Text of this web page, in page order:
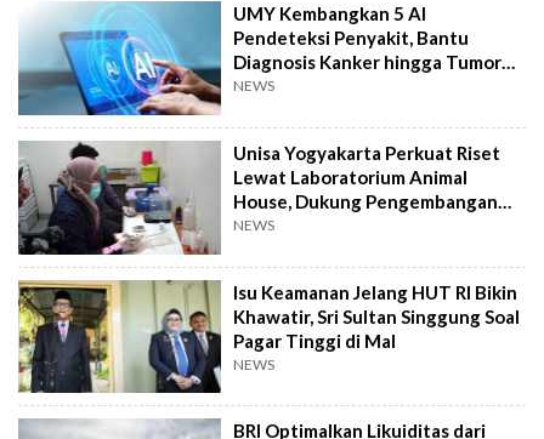
UMY Kembangkan 5 AI
Pendeteksi Penyakit, Bantu
Diagnosis Kanker hingga Tumor
Otak Lebih Cepat
NEWS
Unisa Yogyakarta Perkuat Riset
Lewat Laboratorium Animal
House, Dukung Pengembangan
Kandidat Obat
NEWS
Isu Keamanan Jelang HUT RI Bikin
Khawatir, Sri Sultan Singgung Soal
Pagar Tinggi di Mal
NEWS
BRI Optimalkan Likuiditas dari